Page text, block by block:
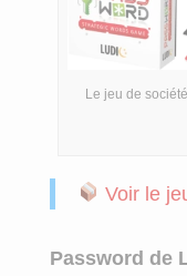
Le jeu de
Voir le
Password de